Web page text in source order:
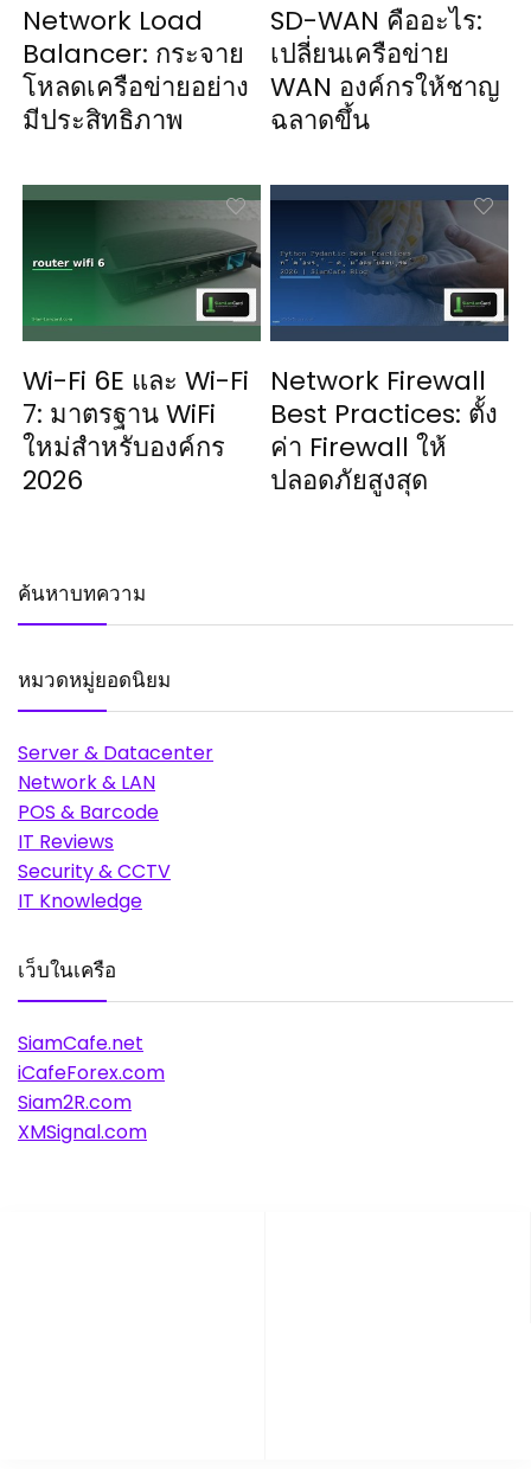
Network Load
Balancer: กระจาย
โหลดเครือข่ายอย่าง
มีประสิทธิภาพ
SD-WAN คืออะไร:
เปลี่ยนเครือข่าย
WAN องค์กรให้ชาญ
ฉลาดขึ้น
Wi-Fi 6E และ Wi-Fi
7: มาตรฐาน WiFi
ใหม่สำหรับองค์กร
2026
Network Firewall
Best Practices: ตั้ง
ค่า Firewall ให้
ปลอดภัยสูงสุด
ค้นหาบทความ
หมวดหมู่ยอดนิยม
Server & Datacenter
Network & LAN
POS & Barcode
IT Reviews
Security & CCTV
IT Knowledge
เว็บในเครือ
SiamCafe.net
iCafeForex.com
Siam2R.com
XMSignal.com